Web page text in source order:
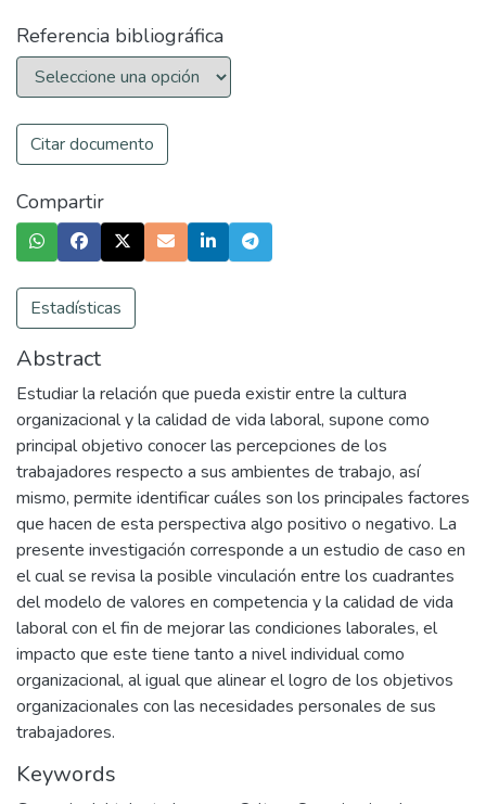
Referencia bibliográfica
Citar documento
Compartir
Estadísticas
Abstract
Estudiar la relación que pueda existir entre la cultura
organizacional y la calidad de vida laboral, supone como
principal objetivo conocer las percepciones de los
trabajadores respecto a sus ambientes de trabajo, así
mismo, permite identificar cuáles son los principales factores
que hacen de esta perspectiva algo positivo o negativo. La
presente investigación corresponde a un estudio de caso en
el cual se revisa la posible vinculación entre los cuadrantes
del modelo de valores en competencia y la calidad de vida
laboral con el fin de mejorar las condiciones laborales, el
impacto que este tiene tanto a nivel individual como
organizacional, al igual que alinear el logro de los objetivos
organizacionales con las necesidades personales de sus
trabajadores.
Keywords